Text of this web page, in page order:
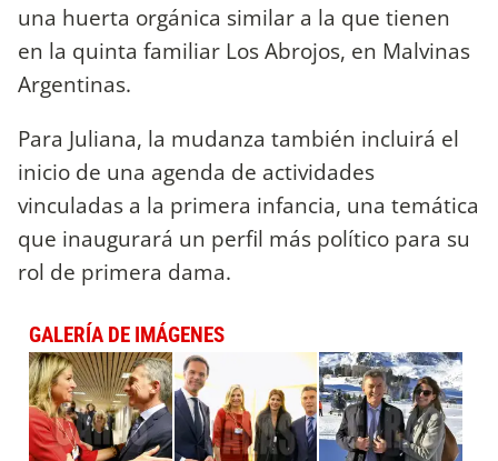
una huerta orgánica similar a la que tienen
en la quinta familiar Los Abrojos, en Malvinas
Argentinas.
Para Juliana, la mudanza también incluirá el
inicio de una agenda de actividades
vinculadas a la primera infancia, una temática
que inaugurará un perfil más político para su
rol de primera dama.
GALERÍA DE IMÁGENES